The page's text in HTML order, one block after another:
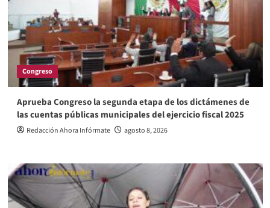
Congreso
Aprueba Congreso la segunda etapa de los dictámenes de
las cuentas públicas municipales del ejercicio fiscal 2025
Redacción Ahora Infórmate agosto 8, 2026